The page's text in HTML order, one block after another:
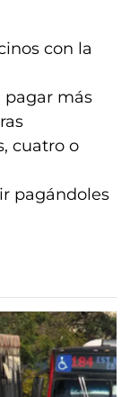
con la
pagar más
cuatro o
pagándoles